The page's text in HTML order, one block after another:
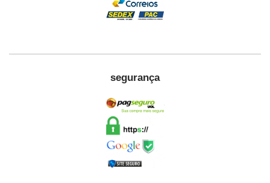
segurança